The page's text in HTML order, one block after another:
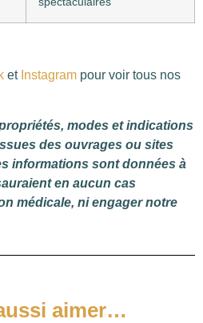
et Instagram pour voir tous nos
modes et indications
des ouvrages ou sites
informations sont données à
en aucun cas
médicale, ni engager notre
aimer…